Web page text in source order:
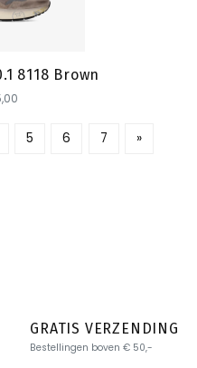
8118 Brown
5 6 7 »
GRATIS VERZENDING
Bestellingen boven € 50,-